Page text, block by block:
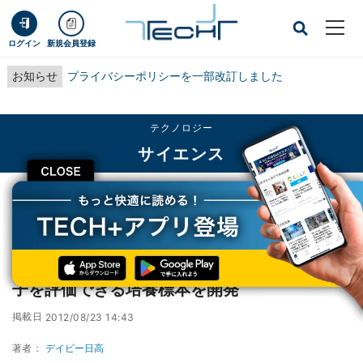
ログイン 新規会員登録
お知らせ プライバシーポリシーを一部改訂しました
CLOSE
テクノロジー
サイエンス
TECH+ テクノロジー
サイエンス
東大、小脳の「シナプス刈り込み」関連遺伝子を評価できる培養標本を開発
東大、小脳の「シナプス刈り込み」関連遺伝
子を評価できる培養標本を開発
掲載日 2012/08/23 14:43
著者： デイビー日高